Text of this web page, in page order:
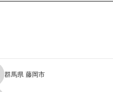
群馬県 藤岡市